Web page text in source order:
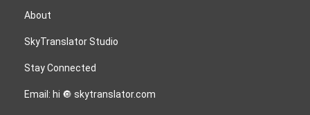
About
SkyTranslator Studio
Stay Connected
Email: hi 🔘 skytranslator.com